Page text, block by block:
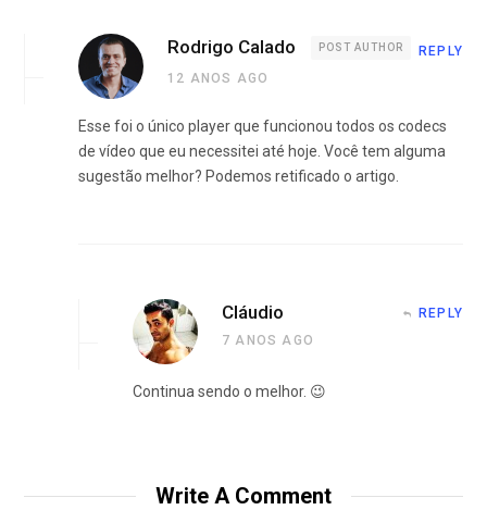
Rodrigo Calado POST AUTHOR
12 ANOS AGO
REPLY
Esse foi o único player que funcionou todos os codecs
de vídeo que eu necessitei até hoje. Você tem alguma
sugestão melhor? Podemos retificado o artigo.
Cláudio
7 ANOS AGO
REPLY
Continua sendo o melhor. 😉
Write A Comment